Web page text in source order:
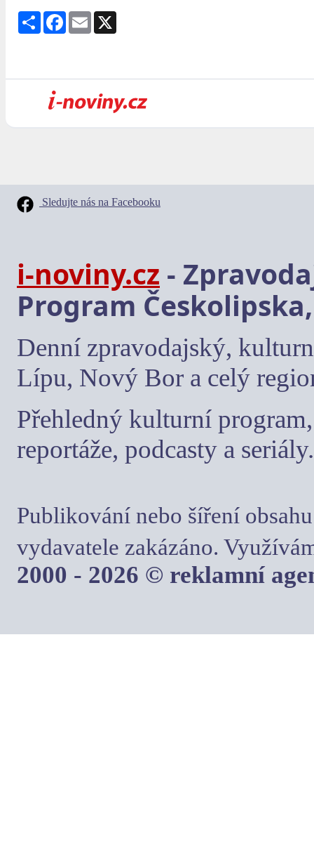
Share Facebook
Email
Sledujte nás na Facebooku
i-noviny.cz -
Program
Denní zpravodajský,
Lípu, Nový Bor a celý
Přehledný kulturní
reportáže, podcasty a seriály.
Publikování nebo šíření
vydavatele zakázáno.
2000 - 2026 © reklamní